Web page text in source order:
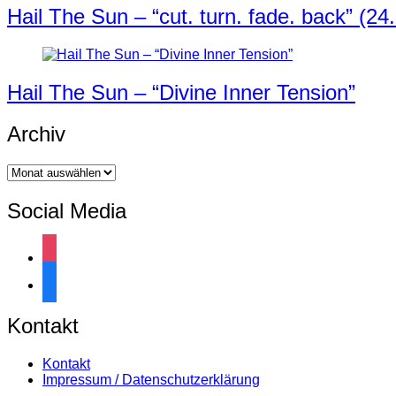
Hail The Sun – “cut. turn. fade. back”
Hail The Sun – “Divine Inner Tension”
Archiv
Archiv
Social Media
Kontakt
Kontakt
Impressum / Datenschutzerklärung